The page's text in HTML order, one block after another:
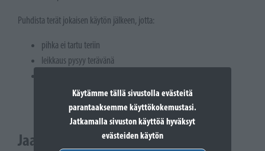
Käytämme tällä sivustolla evästeitä
parantaaksemme käyttökokemustasi.
Jatkamalla sivuston käyttöä hyväksyt
evästeiden käytön
Puhdista terät jokaisen käytön jälkeen, jotta:
pihka ei tartu teriin
leikkaus pysyy terävänä
Jaa somessa